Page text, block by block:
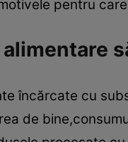
pentru
încărcate cu
de